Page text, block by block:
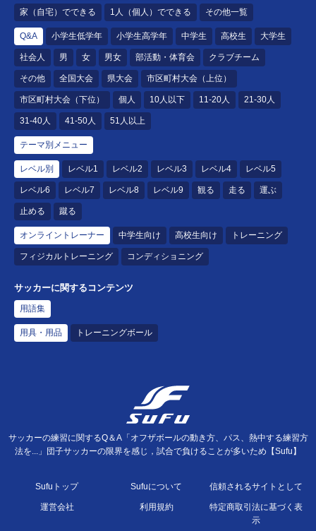
家（自宅）でできる 1人（個人）でできる その他一覧
Q&A 小学生低学年 小学生高学年 中学生 高校生 大学生
社会人 男 女 男女 部活動・体育会 クラブチーム
その他 全国大会 県大会 市区町村大会（上位）
市区町村大会（下位） 個人 10人以下 11-20人 21-30人
31-40人 41-50人 51人以上
テーマ別メニュー
レベル別 レベル1 レベル2 レベル3 レベル4 レベル5
レベル6 レベル7 レベル8 レベル9 観る 走る 運ぶ
止める 蹴る
オンライントレーナー 中学生向け 高校生向け トレーニング
フィジカルトレーニング コンディショニング
サッカーに関するコンテンツ
用語集
用具・用品 トレーニングボール
サッカーの練習に関するQ＆A「オフザボールの動き方、パス、熱中する練習方
法を...」団子サッカーの限界を感じ，試合で負けることが多いため【Sufu】
Sufuトップ Sufuについて 信頼されるサイトとして
運営会社 利用規約
特定商取引法に基づく表
示